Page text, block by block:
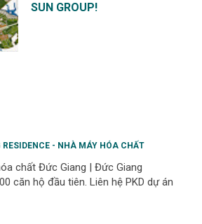
SUN GROUP!
- NHÀ MÁY HÓA CHẤT
chất Đức Giang | Đức Giang
căn hộ đầu tiên. Liên hệ PKD dự án